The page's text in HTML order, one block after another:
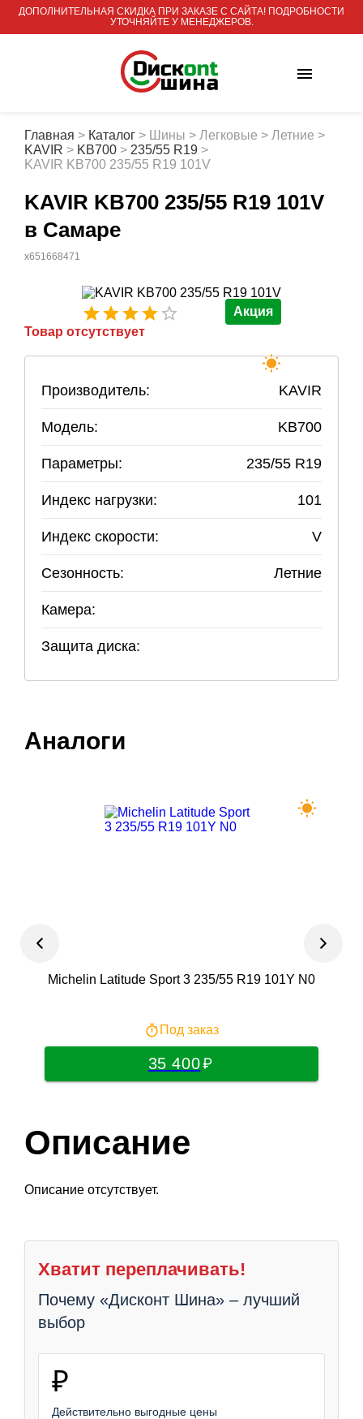
ДОПОЛНИТЕЛЬНАЯ СКИДКА ПРИ ЗАКАЗЕ С САЙТА! ПОДРОБНОСТИ
УТОЧНЯЙТЕ У МЕНЕДЖЕРОВ.
Главная > Каталог > Шины > Легковые > Летние >
KAVIR > KB700 > 235/55 R19 >
KAVIR KB700 235/55 R19 101V
KAVIR KB700 235/55 R19 101V
в Самаре
x651668471
Акция
Товар отсутствует
Производитель: KAVIR
Модель: KB700
Параметры: 235/55 R19
Индекс нагрузки: 101
Индекс скорости: V
Сезонность: Летние
Камера:
Защита диска:
Аналоги
Michelin Latitude Sport 3 235/55 R19 101Y N0
Под заказ
35 400
Описание
Описание отсутствует.
Хватит переплачивать!
Почему «Дисконт Шина» – лучший
выбор
₽
Действительно выгодные цены